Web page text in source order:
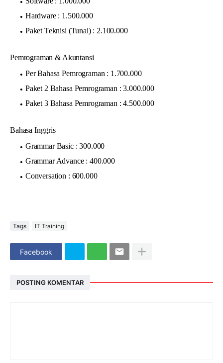
Hardware : 1.500.000
Paket Teknisi (Tunai) : 2.100.000
Pemrograman & Akuntansi
Per Bahasa Pemrograman : 1.700.000
Paket 2 Bahasa Pemrograman : 3.000.000
Paket 3 Bahasa Pemrograman : 4.500.000
Bahasa Inggris
Grammar Basic : 300.000
Grammar Advance : 400.000
Conversation : 600.000
Tags IT Training
Facebook
POSTING KOMENTAR